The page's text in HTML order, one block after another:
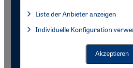
Liste der Anbieter anzeigen
Facebook Embed / Facebook
Facebook Embed / Facebook
Individuelle Konfiguration
Akzeptieren